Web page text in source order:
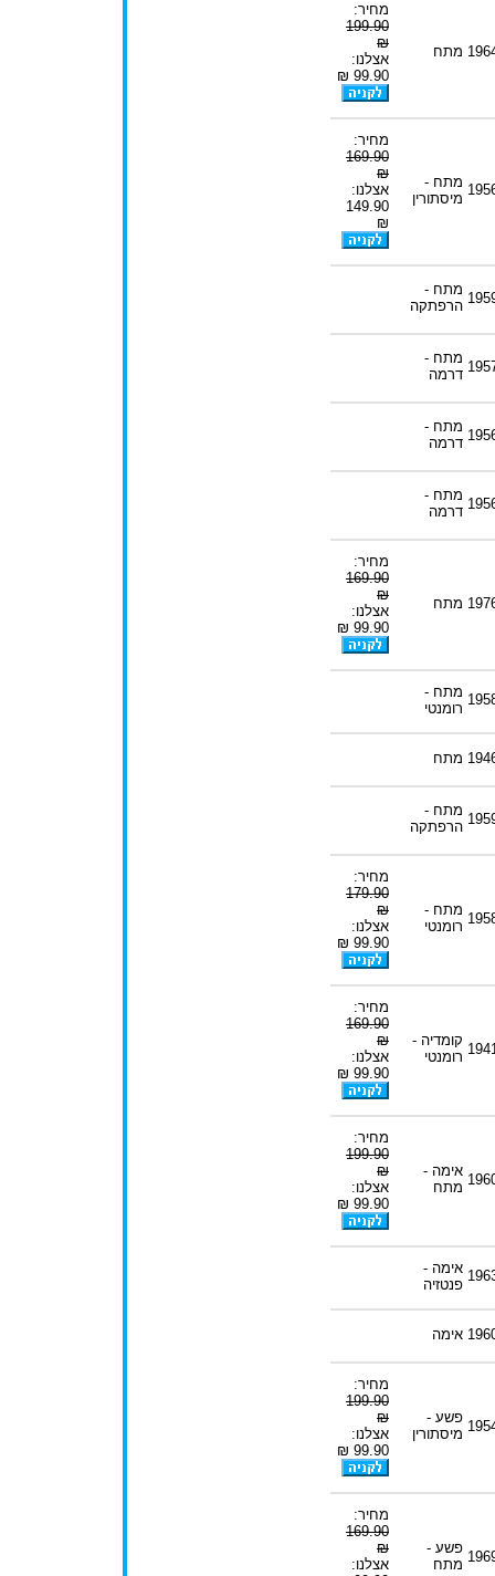
מתח
מחיר:
199.90
₪
אצלנו:
99.90 ₪
מתח -
מיסתורין
מחיר:
169.90
₪
אצלנו:
149.90
₪
מתח -
הרפתקה
מתח -
דרמה
מתח -
דרמה
מתח -
דרמה
מתח
מחיר:
169.90
₪
אצלנו:
99.90 ₪
מתח -
רומנטי
מתח
מתח -
הרפתקה
מתח -
רומנטי
מחיר:
179.90
₪
אצלנו:
99.90 ₪
קומדיה -
רומנטי
מחיר:
169.90
₪
אצלנו:
99.90 ₪
אימה -
מתח
מחיר:
199.90
₪
אצלנו:
99.90 ₪
אימה -
פנטזיה
אימה
פשע -
מיסתורין
מחיר:
199.90
₪
אצלנו:
99.90 ₪
פשע -
מתח
מחיר:
169.90
₪
אצלנו: